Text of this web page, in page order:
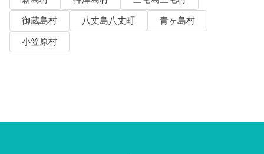
御蔵島村
八丈島八丈町
青ヶ島村
小笠原村